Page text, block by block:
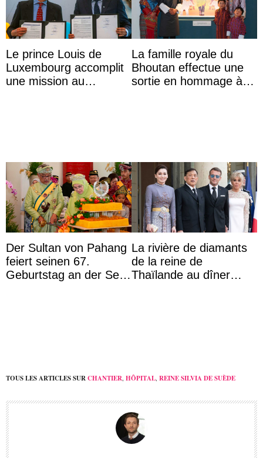
Le prince Louis de
Luxembourg accomplit
une mission au
La famille royale du
Bhoutan effectue une
sortie en hommage à
Der Sultan von Pahang
feiert seinen 67.
Geburtstag an der Seite
La rivière de diamants
de la reine de
Thaïlande au dîner
TOUS LES ARTICLES SURCHANTIER, HÔPITAL, REINE SILVIA DE SUÈDE